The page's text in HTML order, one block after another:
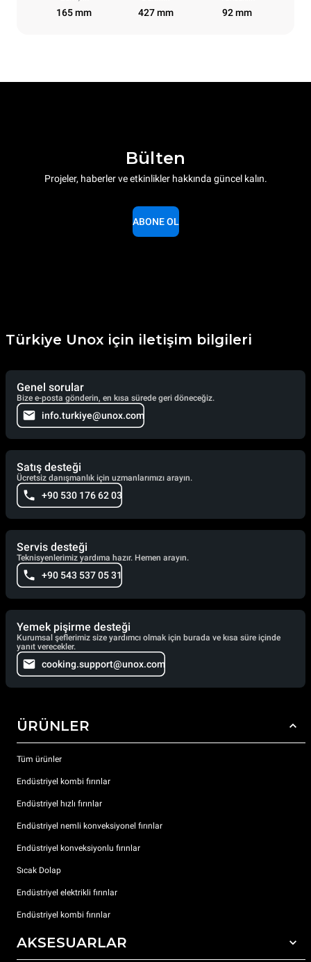
165 mm 427 mm 92 mm
Bülten
Projeler, haberler ve etkinlikler hakkında güncel kalın.
ABONE OL
Türkiye Unox için iletişim bilgileri
Genel sorular
Bize e-posta gönderin, en kısa sürede geri döneceğiz.
info.turkiye@unox.com
Satış desteği
Ücretsiz danışmanlık için uzmanlarımızı arayın.
+90 530 176 62 03
Servis desteği
Teknisyenlerimiz yardıma hazır. Hemen arayın.
+90 543 537 05 31
Yemek pişirme desteği
Kurumsal şeflerimiz size yardımcı olmak için burada ve kısa süre içinde
yanıt verecekler.
cooking.support@unox.com
ÜRÜNLER
Tüm ürünler
Endüstriyel kombi fırınlar
Endüstriyel hızlı fırınlar
Endüstriyel nemli konveksiyonel fırınlar
Endüstriyel konveksiyonlu fırınlar
Sıcak Dolap
Endüstriyel elektrikli fırınlar
Endüstriyel kombi fırınlar
AKSESUARLAR